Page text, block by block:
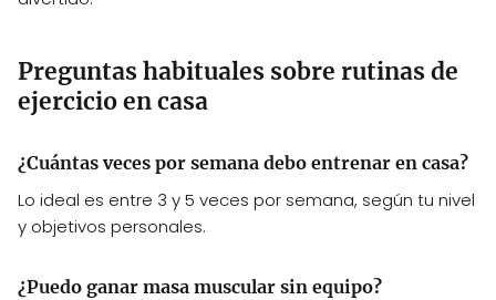
Preguntas habituales sobre rutinas de
ejercicio en casa
¿Cuántas veces por semana debo entrenar en casa?
Lo ideal es entre 3 y 5 veces por semana, según tu nivel
y objetivos personales.
¿Puedo ganar masa muscular sin equipo?